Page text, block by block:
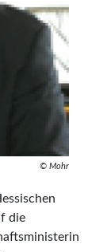
© Mohr
die